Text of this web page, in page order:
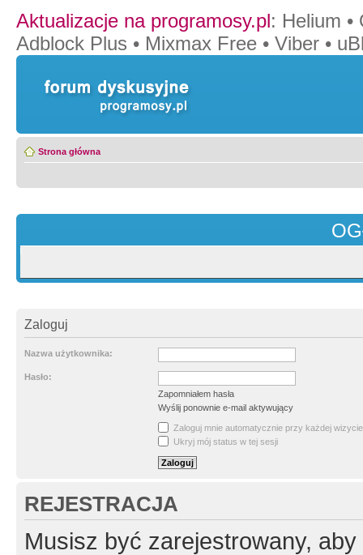
Aktualizacje na programosy.pl: Helium •
Adblock Plus • Mixmax Free • Viber •
Strona główna
Zaloguj
Nazwa użytkownika:
Hasło:
Zapomniałem hasła
Wyślij ponownie e-mail aktywujący
Zaloguj mnie automatycznie przy każdej wizycie
Ukryj mój status w tej sesji
REJESTRACJA
Musisz być zarejestrowany,